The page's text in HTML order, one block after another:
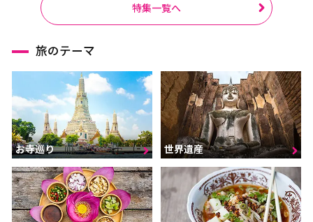
特集一覧へ
旅のテーマ
お寺巡り 世界遺産